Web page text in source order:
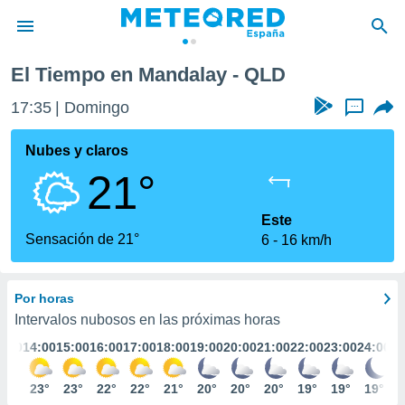
de
por
que se
calidad.
a este
las
y
forma
digital
basada
El Tiempo en Mandalay - QLD
17:35 Domingo ...
Nubes y claros
21°
Sensación de 21°
Este
6
16 km/h
Por horas
Intervalos nubosos en las próximas horas
14:00
23°
15:00
23°
16:00
22°
17:00
22°
18:00
21°
19:00
20°
20:00
20°
21:00
20°
22:00
19°
23:00
19°
24:00
19°